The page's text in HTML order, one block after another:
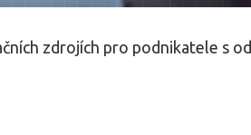
zdrojích pro podnikatele s